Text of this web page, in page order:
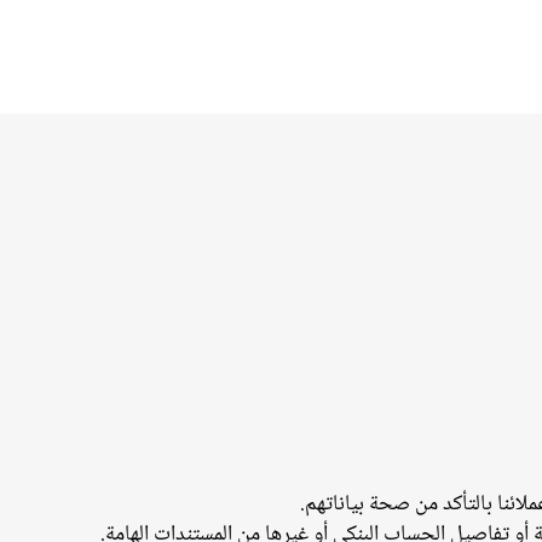
بالتأكد من صحة بياناتهم.
تفاصيل الحساب البنكي أو غيرها من المستندات الهامة.